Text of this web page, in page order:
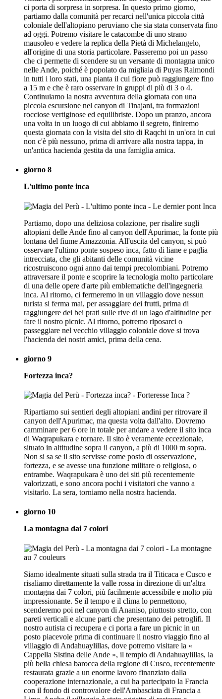
ci porta di sorpresa in sorpresa. In questo primo giorno,
partiamo dalla comunità per recarci nell'unica piccola città
coloniale dell'altopiano peruviano che sia stata conservata fino
ad oggi. Potremo visitare le catacombe di uno strano
mausoleo e vedere la replica della Pietà di Michelangelo,
all'origine di una storia particolare. Passeremo poi un passo
che ci permette di scendere su un versante di montagna unico
nelle Ande, poiché è popolato da migliaia di Puyas Raimondi
in tutti i loro stati, una pianta il cui fiore può raggiungere fino
a 15 m e che è raro osservare in gruppi di più di 3 o 4.
Continuiamo la nostra avventura della giornata con una
piccola escursione nel canyon di Tinajani, tra formazioni
rocciose vertiginose ed equilibriste. Dopo un pranzo, ancora
una volta in un luogo di cui abbiamo il segreto, finiremo
questa giornata con la visita del sito di Raqchi in un'ora in cui
non c'è più nessuno, prima di arrivare alla nostra tappa, in
un'antica hacienda gestita da una famiglia amica.
giorno 8
L'ultimo ponte inca
Partiamo, dopo una deliziosa colazione, per risalire sugli
altopiani delle Ande fino al canyon dell'Apurimac, la fonte più
lontana del fiume Amazzonia. All'uscita del canyon, si può
osservare l'ultimo ponte sospeso inca, fatto di liane e paglia
intrecciata, che gli abitanti delle comunità vicine
ricostruiscono ogni anno dai tempi precolombiani. Potremo
attraversare il ponte e scoprire la tecnologia molto particolare
di una delle opere d'arte più emblematiche dell'ingegneria
inca. Al ritorno, ci fermeremo in un villaggio dove nessun
turista si ferma mai, per assaggiare dei frutti, prima di
raggiungere dei bei prati sulle rive di un lago d'altitudine per
fare il nostro picnic. Al ritorno, potremo riposarci o
passeggiare nel vecchio villaggio coloniale dove si trova
l'hacienda dei nostri amici, prima della cena.
giorno 9
Fortezza inca?
Ripartiamo sui sentieri degli altopiani andini per ritrovare il
canyon dell'Apurimac, ma questa volta dall'alto. Dovremo
camminare per 6 ore in totale per andare a vedere il sito inca
di Waqrapukara e tornare. Il sito è veramente eccezionale,
situato in altitudine sopra il canyon, a più di 1000 m sopra.
Non si sa se il sito servisse come posto di osservazione,
fortezza, e se avesse una funzione militare o religiosa, o
entrambe. Waqrapukara è uno dei siti più recentemente
valorizzati, e sono ancora pochi i visitatori che vanno a
visitarlo. La sera, torniamo nella nostra hacienda.
giorno 10
La montagna dai 7 colori
Siamo idealmente situati sulla strada tra il Titicaca e Cusco e
risaliamo direttamente la valle rossa in direzione di un'altra
montagna dai 7 colori, più facilmente accessibile e molto più
impressionante. Se il tempo e il clima lo permettono,
scenderemo poi nel canyon di Ananiso, piuttosto stretto, con
pareti verticali e alcune parti che presentano dei petroglifi. Il
nostro autista ci recupera e ci porta a fare un picnic in un
posto piacevole prima di continuare il nostro viaggio fino al
villaggio di Andahuaylillas, dove potremo visitare la «
Cappella Sistina delle Ande », il tempio di Andahuaylillas, la
più bella chiesa barocca della regione di Cusco, recentemente
restaurata grazie a un enorme lavoro finanziato dalla
cooperazione internazionale, a cui ha partecipato la Francia
con il fondo di controvalore dell'Ambasciata di Francia a